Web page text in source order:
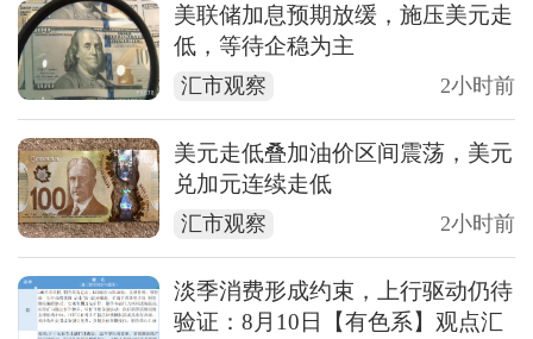
美联储加息预期放缓，施压美元走
低，等待企稳为主
汇市观察 2小时前
美元走低叠加油价区间震荡，美元
兑加元连续走低
汇市观察 2小时前
淡季消费形成约束，上行驱动仍待
验证：8月10日【有色系】观点汇